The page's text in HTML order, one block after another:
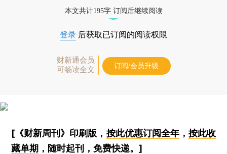
本文共计195字 订阅后继续阅读
登录 后获取已订阅的阅读权限
财新通会员
可畅读全文
订阅/会员升级
[《财新周刊》印刷版， 按此优惠订阅全年， 按此收
藏单期 ，随时起刊，免费快递。]